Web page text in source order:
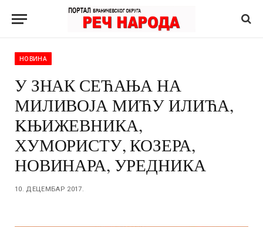
НОВИНА
У ЗНАК СЕЋАЊА НА
МИЛИВОЈА МИЋУ ИЛИЋА,
KЊИЖЕВНИКА,
ХУМОРИСТУ, КОЗЕРА,
НОВИНАРА, УРЕДНИКА
10. ДЕЦЕМБАР 2017.